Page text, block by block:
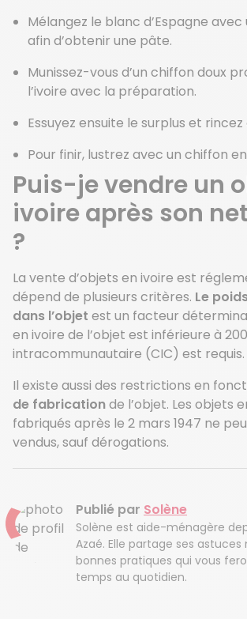
Mélangez le blanc d’Espagne avec
afin d’obtenir une pâte.
Munissez-vous d’un chiffon doux
l’ivoire avec la préparation.
Essuyez ensuite le surplus et rincez
Pour finir, lustrez avec un chiffon
Puis-je vendre un
ivoire après son
?
La vente d’objets en ivoire est
dépend de plusieurs critères. Le
dans l’objet est un facteur
en ivoire de l’objet est inférieure à
intracommunautaire (CIC) est requis.
Il existe aussi des restrictions en
de fabricationde l’objet. Les objets
fabriqués après le 2 mars 1947 ne
vendus, sauf dérogations.
Publié par Solène
Solène est aide-ménagère
Azaé. Elle partage ses
bonnes pratiques qui vous
temps au quotidien.